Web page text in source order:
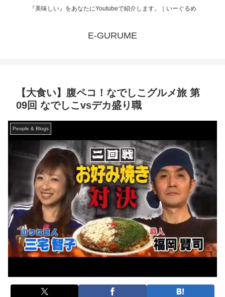
『美味しい』をあなたにYoutubeで紹介します。｜いーぐるめ
E-GURUME
【大食い】腹ペコ！なでしこグルメ旅 第
09回 なでしこvsデカ盛り職
People & Blogs